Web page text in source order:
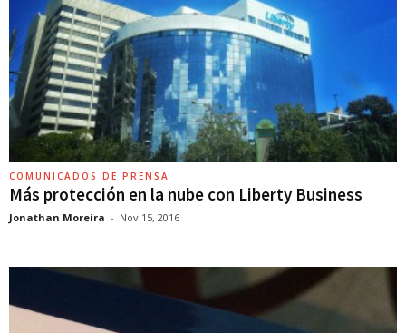
COMUNICADOS DE PRENSA
Más protección en la nube con Liberty Business
Jonathan Moreira - Nov 15, 2016